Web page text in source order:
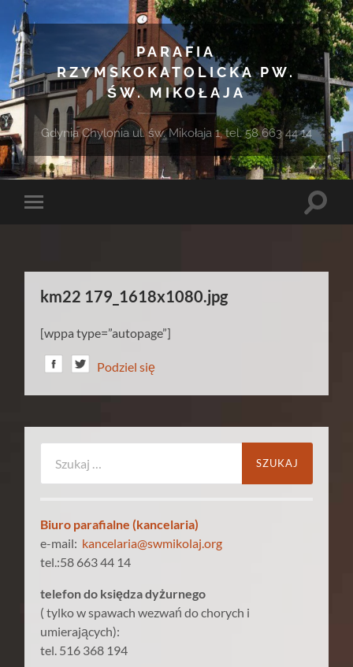
PARAFIA
RZYMSKOKATOLICKA PW.
ŚW. MIKOŁAJA
Gdynia Chylonia ul. św. Mikołaja 1, tel. 58 663 44 14
Toggle
Toggle
km22 179_1618x1080.jpg
[wppa type=”autopage”]
Podziel się
Biuro parafialne (kancelaria)
e-mail: kancelaria@swmikolaj.org
tel.:58 663 44 14
telefon do księdza dyżurnego
( tylko w spawach wezwań do chorych i
umierających):
tel. 516 368 194